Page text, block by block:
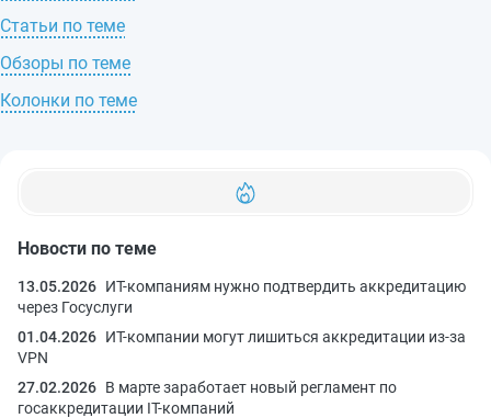
Новости по теме
13.05.2026 ИТ-компаниям нужно подтвердить аккредитацию
через Госуслуги
01.04.2026 ИТ-компании могут лишиться аккредитации из-за
VPN
27.02.2026 В марте заработает новый регламент по
госаккредитации IT-компаний
Статьи по теме
Обзоры по теме
Колонки по теме